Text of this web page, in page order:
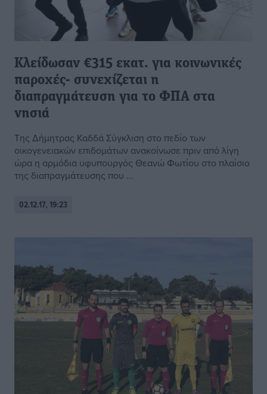
Κλείδωσαν €315 εκατ. για κοινωνικές
παροχές- συνεχίζεται η
διαπραγμάτευση για το ΦΠΑ στα
νησιά
Της Δήμητρας Καδδά Σύγκλιση στο πεδίο των
οικογενειακών επιδομάτων ανακοίνωσε πριν από λίγη
ώρα η αρμόδια υφυπουργός Θεανώ Φωτίου στο πλαίσιο
της διαπραγμάτευσης που ...
02.12.17, 19:23